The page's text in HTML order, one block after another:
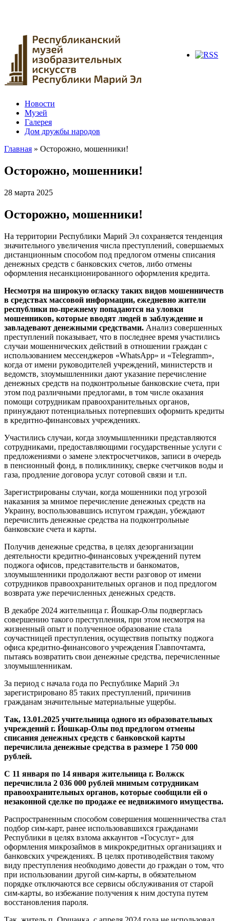
Новости
Музей
Галерея
Дом дружбы народов
Главная » Осторожно, мошенники!
Осторожно, мошенники!
28 марта 2025
Осторожно, мошенники!
На территории Республики Марий Эл сохраняется тенденция
значительного увеличения числа преступлений, совершаемых
дистанционным способом под предлогом отмены списания
денежных средств с банковских счетов, либо отмены
оформления несанкционированного оформления кредита.
Несмотря на широкую огласку таких видов мошенничеств
в средствах массовой информации, ежедневно жители
республики по-прежнему попадаются на уловки
мошенников, которые вводят людей в заблуждение и
завладевают денежными средствами. Анализ совершенных
преступлений показывает, что в последнее время участились
случаи мошеннических действий в отношении граждан с
использованием мессенджеров «WhatsApp» и «Telegramm»,
когда от имени руководителей учреждений, министерств и
ведомств, злоумышленники дают указание перечисление
денежных средств на подконтрольные банковские счета, при
этом под различными предлогами, в том числе оказания
помощи сотрудникам правоохранительных органов,
принуждают потенциальных потерпевших оформить кредиты
в кредитно-финансовых учреждениях.
Участились случаи, когда злоумышленники представляются
сотрудниками, предоставляющими государственные услуги с
предложениями о замене электросчетчиков, записи в очередь
в пенсионный фонд, в поликлинику, сверке счетчиков воды и
газа, продление договора услуг сотовой связи и т.п.
Зарегистрированы случаи, когда мошенники под угрозой
наказания за мнимое перечисление денежных средств на
Украину, воспользовавшись испугом граждан, убеждают
перечислить денежные средства на подконтрольные
банковские счета и карты.
Получив денежные средства, в целях дезорганизации
деятельности кредитно-финансовых учреждений путем
поджога офисов, представительств и банкоматов,
злоумышленники продолжают вести разговор от имени
сотрудников правоохранительных органов и под предлогом
возврата уже перечисленных денежных средств.
В декабре 2024 жительница г. Йошкар-Олы подверглась
совершению такого преступления, при этом несмотря на
жизненный опыт и полученное образование стала
соучастницей преступления, осуществив попытку поджога
офиса кредитно-финансового учреждения Главпочтамта,
пытаясь возвратить свои денежные средства, перечисленные
злоумышленникам.
За период с начала года по Республике Марий Эл
зарегистрировано 85 таких преступлений, причинив
гражданам значительные материальные ущербы.
Так, 13.01.2025 учительница одного из образовательных
учреждений г. Йошкар-Олы под предлогом отмены
списания денежных средств с банковской карты
перечислила денежные средства в размере 1 750 000
рублей.
С 11 января по 14 января жительница г. Волжск
перечислила 2 036 000 рублей мнимым сотрудникам
правоохранительных органов, которые сообщили ей о
незаконной сделке по продаже ее недвижимого имущества.
Распространенным способом совершения мошенничества стал
подбор сим-карт, ранее использовавшихся гражданами
Республики в целях взлома аккаунтов «Госуслуг» для
оформления микрозаймов в микрокредитных организациях и
банковских учреждениях. В целях противодействия такому
виду преступления необходимо довести до граждан о том, что
при использовании другой сим-карты, в обязательном
порядке отключаются все сервисы обслуживания от старой
сим-карты, во избежание получения к ним доступа путем
восстановления пароля.